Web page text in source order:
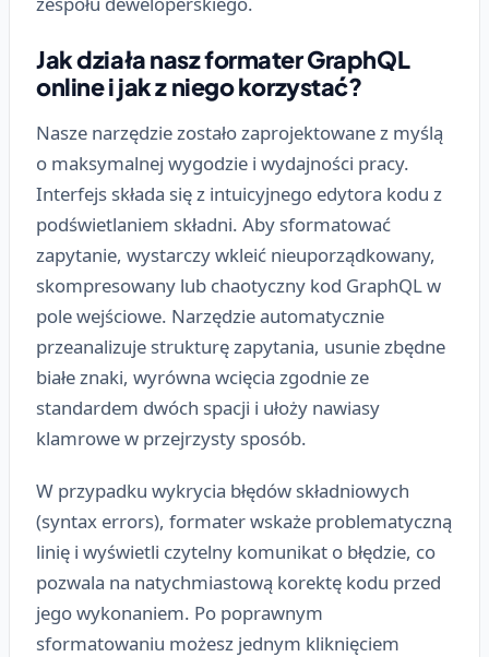
Jak działa nasz formater GraphQL
online i jak z niego korzystać?
Nasze narzędzie zostało zaprojektowane z myślą
o maksymalnej wygodzie i wydajności pracy.
Interfejs składa się z intuicyjnego edytora kodu z
podświetlaniem składni. Aby sformatować
zapytanie, wystarczy wkleić nieuporządkowany,
skompresowany lub chaotyczny kod GraphQL w
pole wejściowe. Narzędzie automatycznie
przeanalizuje strukturę zapytania, usunie zbędne
białe znaki, wyrówna wcięcia zgodnie ze
standardem dwóch spacji i ułoży nawiasy
klamrowe w przejrzysty sposób.
W przypadku wykrycia błędów składniowych
(syntax errors), formater wskaże problematyczną
linię i wyświetli czytelny komunikat o błędzie, co
pozwala na natychmiastową korektę kodu przed
jego wykonaniem. Po poprawnym
sformatowaniu możesz jednym kliknięciem